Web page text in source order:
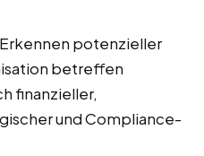
potenzieller
betreffen
finanzieller,
und Compliance-